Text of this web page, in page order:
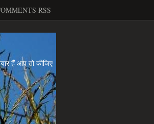
RSS
हैं आप तो कीजिए